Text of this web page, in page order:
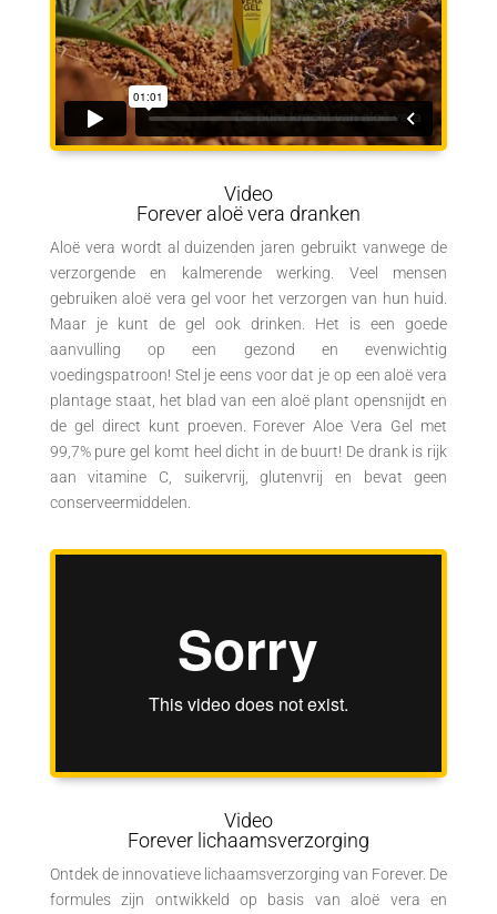
Video
Forever aloë vera dranken
Aloë vera wordt al duizenden jaren gebruikt vanwege de
verzorgende en kalmerende werking. Veel mensen
gebruiken aloë vera gel voor het verzorgen van hun huid.
Maar je kunt de gel ook drinken. Het is een goede
aanvulling op een gezond en evenwichtig
voedingspatroon! Stel je eens voor dat je op een aloë vera
plantage staat, het blad van een aloë plant opensnijdt en
de gel direct kunt proeven. Forever Aloe Vera Gel met
99,7% pure gel komt heel dicht in de buurt! De drank is rijk
aan vitamine C, suikervrij, glutenvrij en bevat geen
conserveermiddelen.
Video
Forever lichaamsverzorging
Ontdek de innovatieve lichaamsverzorging van Forever. De
formules zijn ontwikkeld op basis van aloë vera en